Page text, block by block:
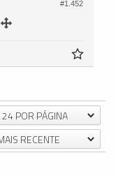
#1.452
24 POR PÁGINA
RECENTE